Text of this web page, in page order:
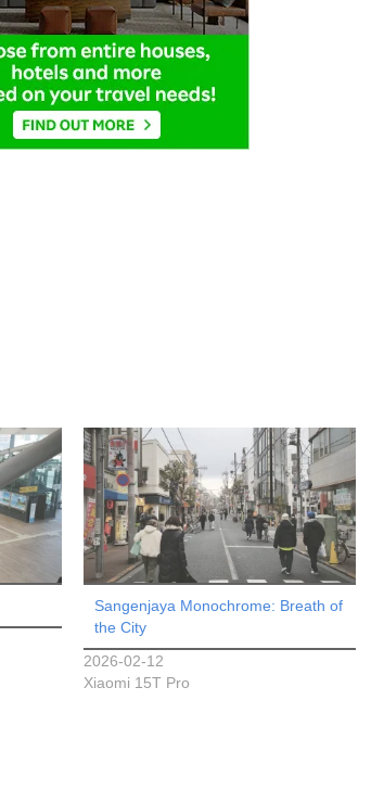
Sangenjaya Monochrome: Breath of
the City
2026-02-12
Xiaomi 15T Pro